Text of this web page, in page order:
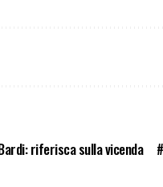
riferisca sulla vicenda